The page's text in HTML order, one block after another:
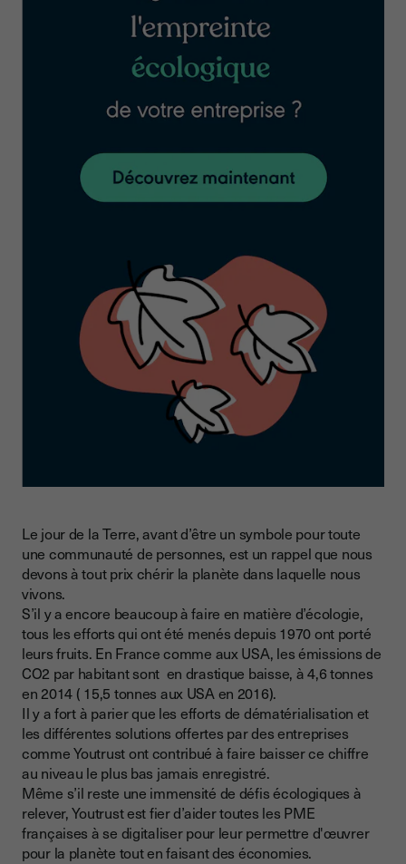
Le jour de la Terre, avant d’être un symbole pour toute
une communauté de personnes, est un rappel que nous
devons à tout prix chérir la planète dans laquelle nous
vivons.
S’il y a encore beaucoup à faire en matière d’écologie,
tous les efforts qui ont été menés depuis 1970 ont porté
leurs fruits. En France comme aux USA, les émissions de
CO2 par habitant sont en drastique baisse, à 4,6 tonnes
en 2014 ( 15,5 tonnes aux USA en 2016).
Il y a fort à parier que les efforts de dématérialisation et
les différentes solutions offertes par des entreprises
comme Youtrust ont contribué à faire baisser ce chiffre
au niveau le plus bas jamais enregistré.
Même s’il reste une immensité de défis écologiques à
relever, Youtrust est fier d’aider toutes les PME
françaises à se digitaliser pour leur permettre d'œuvrer
pour la planète tout en faisant des économies.